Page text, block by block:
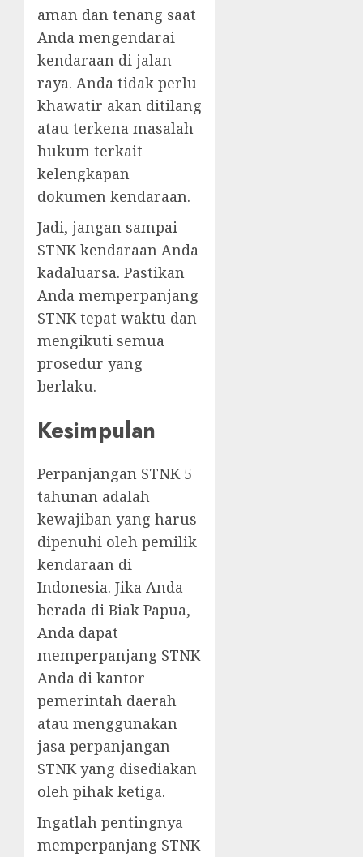
aman dan tenang saat
Anda mengendarai
kendaraan di jalan
raya. Anda tidak perlu
khawatir akan ditilang
atau terkena masalah
hukum terkait
kelengkapan
dokumen kendaraan.
Jadi, jangan sampai
STNK kendaraan Anda
kadaluarsa. Pastikan
Anda memperpanjang
STNK tepat waktu dan
mengikuti semua
prosedur yang
berlaku.
Kesimpulan
Perpanjangan STNK 5
tahunan adalah
kewajiban yang harus
dipenuhi oleh pemilik
kendaraan di
Indonesia. Jika Anda
berada di Biak Papua,
Anda dapat
memperpanjang STNK
Anda di kantor
pemerintah daerah
atau menggunakan
jasa perpanjangan
STNK yang disediakan
oleh pihak ketiga.
Ingatlah pentingnya
memperpanjang STNK